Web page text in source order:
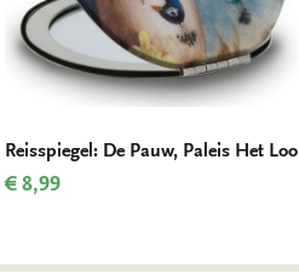
Reisspiegel: De Pauw, Paleis Het Loo
€ 8,99